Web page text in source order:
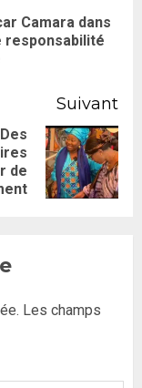
Camara dans
responsabilité
Suivant
de
Les champs